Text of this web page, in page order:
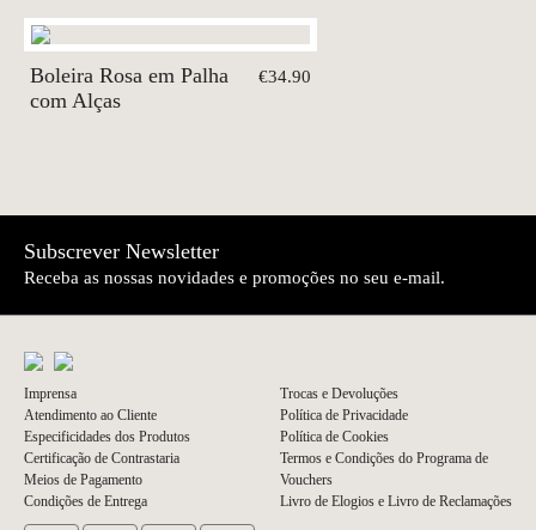
Boleira Rosa em Palha
com Alças
€34.90
Subscrever Newsletter
Receba as nossas novidades e promoções no seu e-mail.
Imprensa
Atendimento ao Cliente
Especificidades dos Produtos
Certificação de Contrastaria
Meios de Pagamento
Condições de Entrega
Trocas e Devoluções
Política de Privacidade
Política de Cookies
Termos e Condições do Programa de
Vouchers
Livro de Elogios e Livro de Reclamações